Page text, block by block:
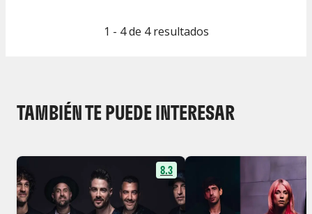
1 - 4 de 4 resultados
TAMBIÉN TE PUEDE INTERESAR
8.3